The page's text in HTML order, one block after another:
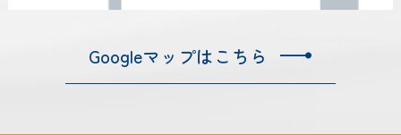
Googleマップはこちら